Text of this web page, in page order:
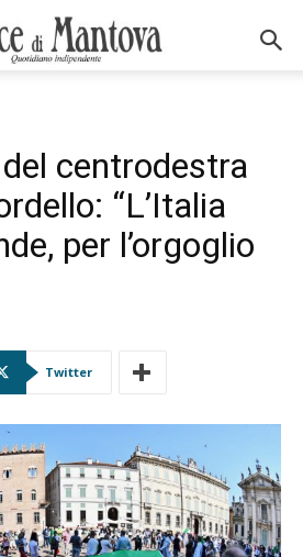
centrodestra
“L’Italia
per l’orgoglio
Twitter